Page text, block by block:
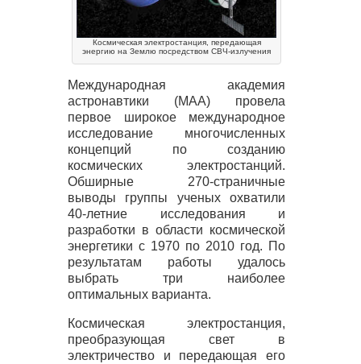
Космическая электростанция, передающая
энергию на Землю посредством СВЧ-излучения
Международная академия
астронавтики (МАА) провела
первое широкое международное
исследование многочисленных
концепций по созданию
космических электростанций.
Обширные 270-страничные
выводы группы ученых охватили
40-летние исследования и
разработки в области космической
энергетики с 1970 по 2010 год. По
результатам работы удалось
выбрать три наиболее
оптимальных варианта.
Космическая электростанция,
преобразующая свет в
электричество и передающая его